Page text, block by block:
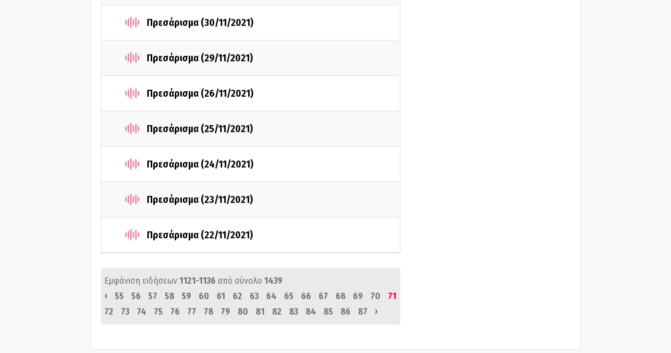
Πρεσάρισμα (30/11/2021)
Πρεσάρισμα (29/11/2021)
Πρεσάρισμα (26/11/2021)
Πρεσάρισμα (25/11/2021)
Πρεσάρισμα (24/11/2021)
Πρεσάρισμα (23/11/2021)
Πρεσάρισμα (22/11/2021)
Εμφάνιση ειδήσεων1121-1136 από σύνολο 1439
‹
55 56 57 58 59 60 61 62 63 64 65 66 67 68 69 70
71
72
73 74 75 76 77 78 79 80 81 82 83 84 85 86 87 ›